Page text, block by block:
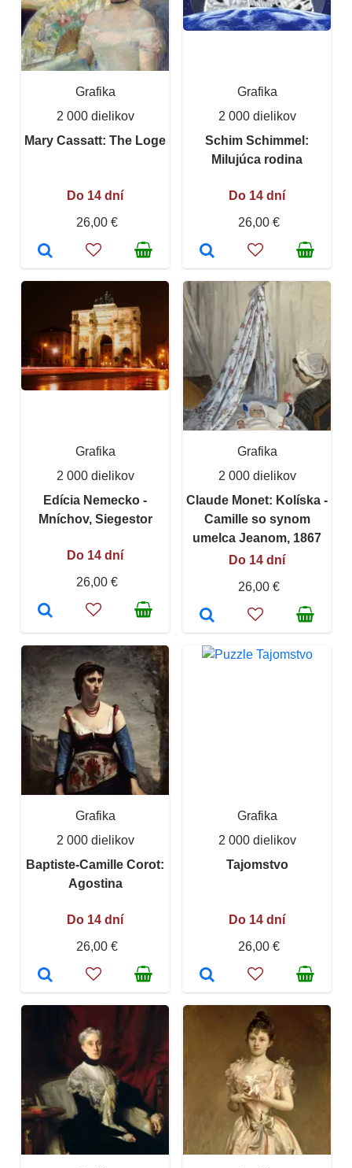
Grafika
2 000 dielikov
Mary Cassatt: The Loge
Do 14 dní
26,00 €
Grafika
2 000 dielikov
Schim Schimmel:
Milujúca rodina
Do 14 dní
26,00 €
Grafika
2 000 dielikov
Edícia Nemecko -
Mníchov, Siegestor
Do 14 dní
26,00 €
Grafika
2 000 dielikov
Claude Monet: Kolíska -
Camille so synom
umelca Jeanom, 1867
Do 14 dní
26,00 €
Grafika
2 000 dielikov
Baptiste-Camille Corot:
Agostina
Do 14 dní
26,00 €
Grafika
2 000 dielikov
Tajomstvo
Do 14 dní
26,00 €